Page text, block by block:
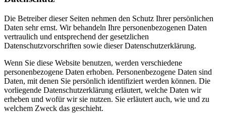
Die Betreiber dieser Seiten nehmen den Schutz Ihrer persönlichen
Daten sehr ernst. Wir behandeln Ihre personenbezogenen Daten
vertraulich und entsprechend der gesetzlichen
Datenschutzvorschriften sowie dieser Datenschutzerklärung.
Wenn Sie diese Website benutzen, werden verschiedene
personenbezogene Daten erhoben. Personenbezogene Daten sind
Daten, mit denen Sie persönlich identifiziert werden können. Die
vorliegende Datenschutzerklärung erläutert, welche Daten wir
erheben und wofür wir sie nutzen. Sie erläutert auch, wie und zu
welchem Zweck das geschieht.